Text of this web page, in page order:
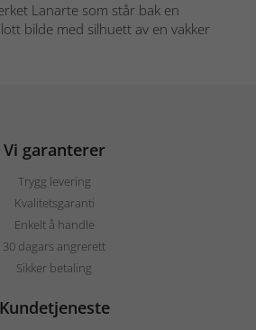
Lanarte som står bak en
bilde med silhuett av en vakker
Vi garanterer
Trygg levering
Kvalitetsgaranti
Enkelt å handle
30 dagars angrerett
Sikker betaling
Kundetjeneste